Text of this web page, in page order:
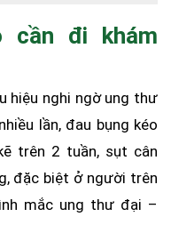
cần đi khám
hiệu nghi ngờ ung thư
lần, đau bụng kéo
trên 2 tuần, sụt cân
đặc biệt ở người trên
mắc ung thư đại –